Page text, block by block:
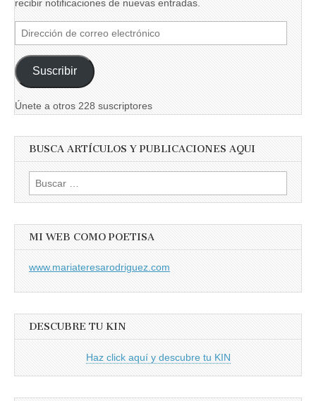
recibir notificaciones de nuevas entradas.
Dirección
de
correo
electrónico
Suscribir
Únete a otros 228 suscriptores
BUSCA ARTÍCULOS Y PUBLICACIONES AQUI
Buscar:
MI WEB COMO POETISA
www.mariateresarodriguez.com
DESCUBRE TU KIN
Haz click aquí y descubre tu KIN